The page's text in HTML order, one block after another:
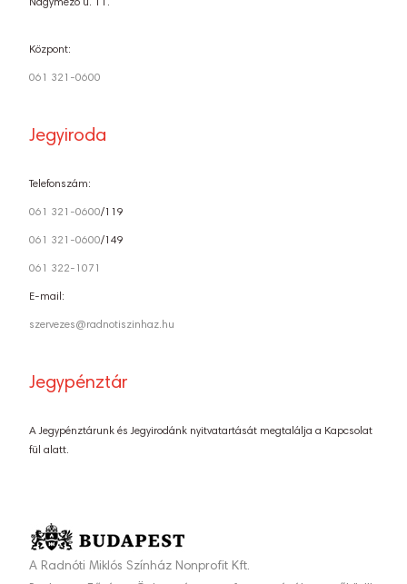
Nagymező u. 11.
Központ:
061 321-0600
Jegyiroda
Telefonszám:
061 321-0600/119
061 321-0600/149
061 322-1071
E-mail:
szervezes@radnotiszinhaz.hu
Jegypénztár
A Jegypénztárunk és Jegyirodánk nyitvatartását megtalálja a Kapcsolat
fül alatt.
A Radnóti Miklós Színház Nonprofit Kft.